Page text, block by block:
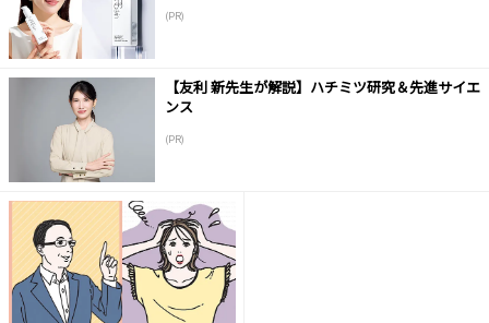
(PR)
【友利 新先生が解説】ハチミツ研究＆先進サイエ
ンス
(PR)